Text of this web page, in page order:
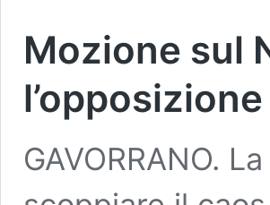
Mozione sul
GAVORRANO.